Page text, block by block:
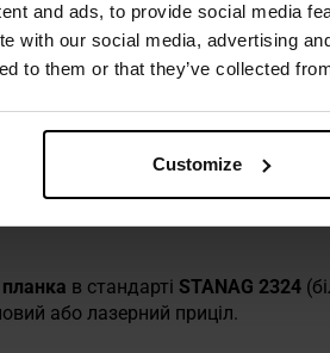
and ads, to provide social media
with our social media, advertising
to them or that they’ve collected
Customize
вміщує 20 набоїв.
, розташованого під знімними
), що означає, що
спусковий гачок. У зв'язку з
в стандарті STANAG 2324
або лазерний приціл.